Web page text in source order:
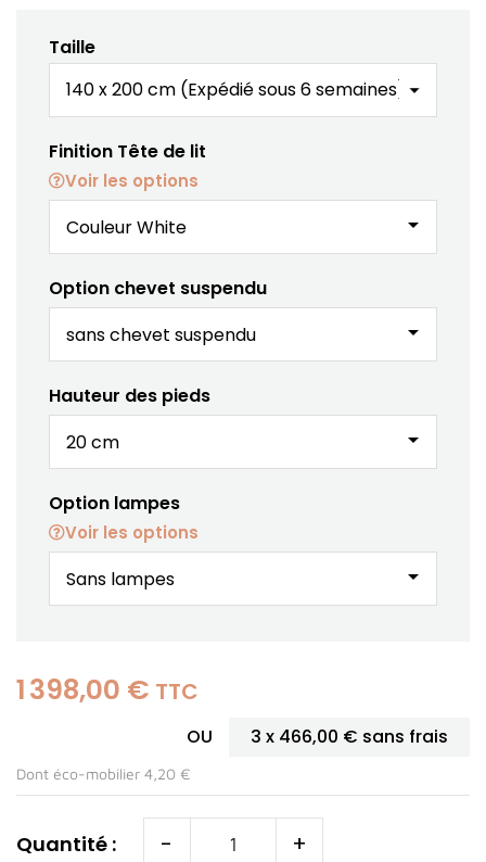
Taille
Finition Tête de lit
Voir les options
arrow_drop_down
Option chevet suspendu
arrow_drop_down
Hauteur des pieds
arrow_drop_down
Option lampes
Voir les options
arrow_drop_down
1 398,00 € TTC
OU 3 x 466,00 € sans frais
Dont éco-mobilier 4,20 €
Quantité : - +